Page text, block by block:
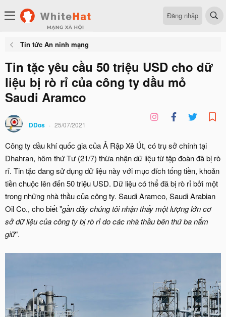
Đăng nhập
Tin tức An ninh mạng
Tin tặc yêu cầu 50 triệu USD cho dữ
liệu bị rò rỉ của công ty dầu mỏ
Saudi Aramco
DDos 25/07/2021
Công ty dầu khí quốc gia của Ả Rập Xê Út, có trụ sở chính tại
Dhahran, hôm thứ Tư (21/7) thừa nhận dữ liệu từ tập đoàn đã bị rò
rỉ. Tin tặc đang sử dụng dữ liệu này với mục đích tống tiền, khoản
tiền chuộc lên đến 50 triệu USD. Dữ liệu có thể đã bị rò rỉ bởi một
trong những nhà thầu của công ty. Saudi Aramco, Saudi Arabian
Oil Co., cho biết "gần đây chúng tôi nhận thấy một lượng lớn cơ
sở dữ liệu của công ty bị rò rỉ do các nhà thầu bên thứ ba nắm
giữ".